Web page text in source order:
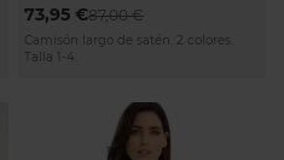
87,00 €
73,95 €
Camisón largo de satén. 2 colores.
Talla 1-4.